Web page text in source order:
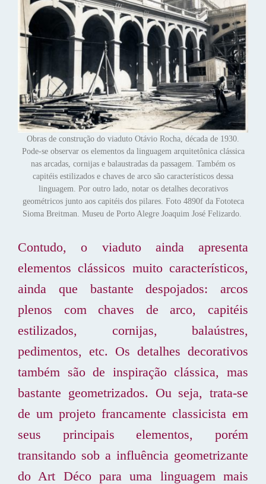
Obras de construção do viaduto Otávio Rocha, década de 1930.
Pode-se observar os elementos da linguagem arquitetônica clássica
nas arcadas, cornijas e balaustradas da passagem. Também os
capitéis estilizados e chaves de arco são característicos dessa
linguagem. Por outro lado, notar os detalhes decorativos
geométricos junto aos capitéis dos pilares. Foto 4890f da Fototeca
Sioma Breitman. Museu de Porto Alegre Joaquim José Felizardo.
Contudo, o viaduto ainda apresenta
elementos clássicos muito característicos,
ainda que bastante despojados: arcos
plenos com chaves de arco, capitéis
estilizados, cornijas, balaústres,
pedimentos, etc. Os detalhes decorativos
também são de inspiração clássica, mas
bastante geometrizados. Ou seja, trata-se
de um projeto francamente classicista em
seus principais elementos, porém
transitando sob a influência geometrizante
do Art Déco para uma linguagem mais